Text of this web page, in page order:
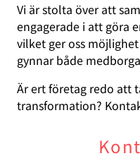
Vi är stolta över att
engagerade i att göra
vilket ger oss
gynnar både
Är ert företag redo att
transformation?